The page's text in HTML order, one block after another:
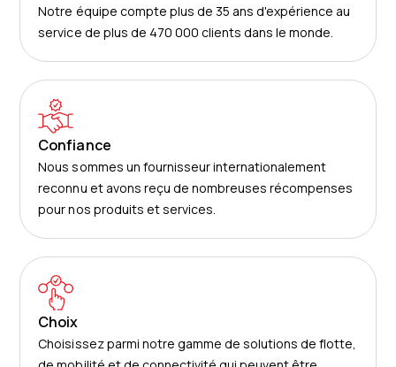
Notre équipe compte plus de 35 ans d'expérience au
service de plus de 470 000 clients dans le monde.
Confiance
Nous sommes un fournisseur internationalement
reconnu et avons reçu de nombreuses récompenses
pour nos produits et services.
Choix
Choisissez parmi notre gamme de solutions de flotte,